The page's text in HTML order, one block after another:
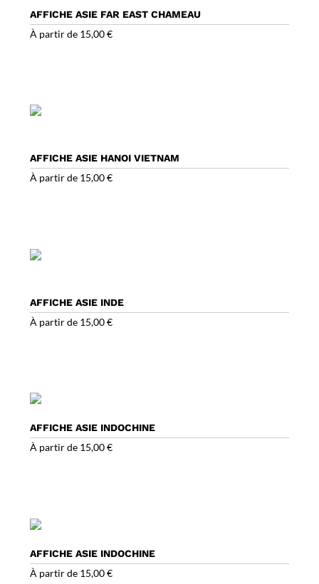
AFFICHE ASIE FAR EAST CHAMEAU
À partir de 15,00€
AFFICHE ASIE HANOI VIETNAM
À partir de 15,00€
AFFICHE ASIE INDE
À partir de 15,00€
AFFICHE ASIE INDOCHINE
À partir de 15,00€
AFFICHE ASIE INDOCHINE
À partir de 15,00€